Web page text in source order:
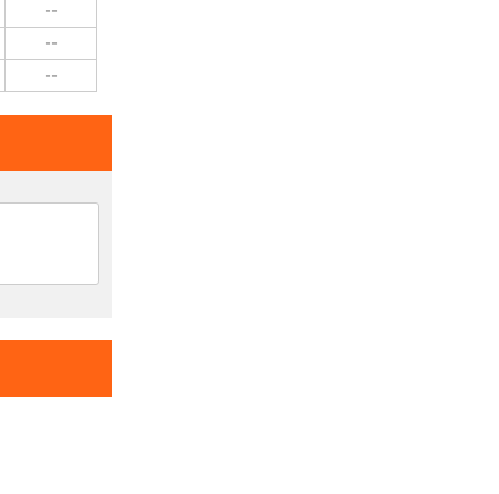
--
--
--